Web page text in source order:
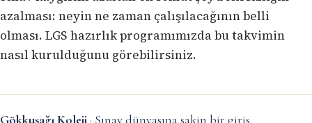
azalması: neyin ne zaman çalışılacağının belli
olması. LGS hazırlıkprogramımızda bu takvimin
nasıl kurulduğunu görebilirsiniz.
Gökkuşağı Koleji · Sınav dünyasına sakin bir giriş.